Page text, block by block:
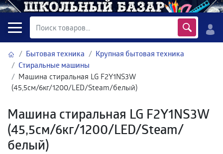
Бытовая техника
Крупная бытовая техника
Стиральные машины
Машина стиральная LG F2Y1NS3W
(45,5см/6кг/1200/LED/Steam/белый)
Машина стиральная LG F2Y1NS3W
(45,5см/6кг/1200/LED/Steam/
белый)